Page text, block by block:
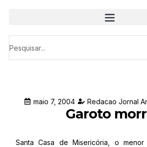
maio 7, 2004 Redacao Jornal
Garoto
Santa Casa de Misericória, o menor